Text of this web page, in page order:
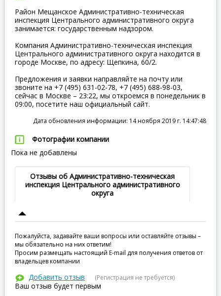
Район Мещанское Административно-техническая
инспекция Центрального административного округа
занимается: государственным надзором.
Компания Административно-техническая инспекция
Центрального административного округа находится в
городе Москве, по адресу: Щепкина, 60/2.
Предложения и заявки направляйте на почту или
звоните на +7 (495) 631-02-78, +7 (495) 688-98-03,
сейчас в Москве – 23:22, мы откроемся в понедельник в
09:00, посетите наш официальный сайт.
Дата обновления информации: 14 ноября 2019 г. 14:47:48
Фотографии компании
Пока не добавлены
Отзывы об Административно-техническая
инспекция Центрального административного
округа
Пожалуйста, задавайте ваши вопросы или оставляйте отзывы –
мы обязательно на них ответим!
Просим размещать настоящий E-mail для получения ответов от
владельцев компании
Добавить отзыв (Регистрация не требуется)
Ваш отзыв будет первым